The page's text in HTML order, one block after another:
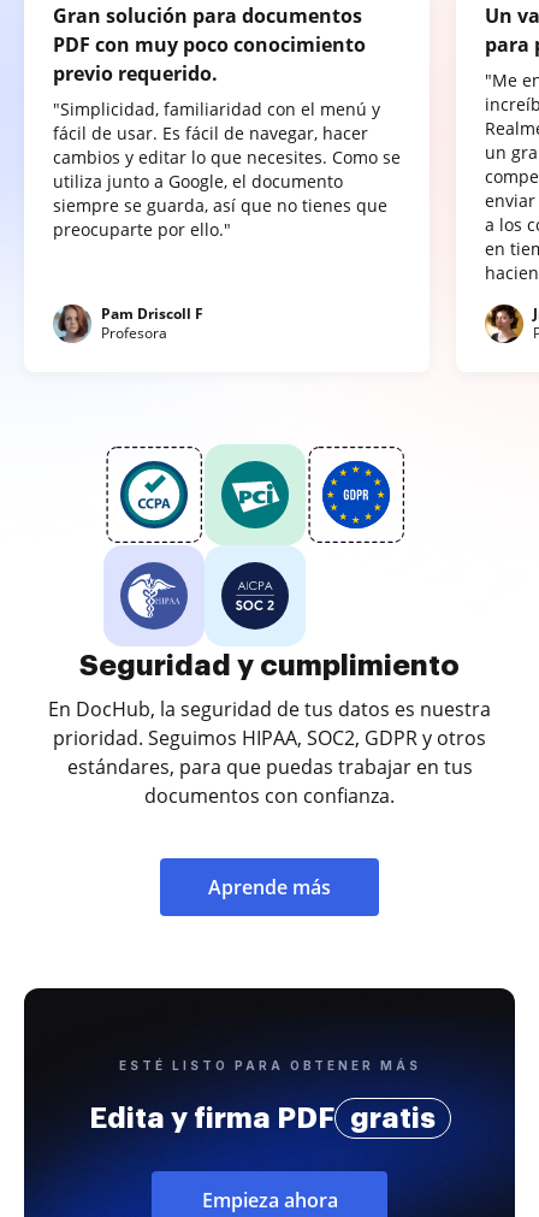
Gran solución para documentos
PDF con muy poco conocimiento
previo requerido.
"Simplicidad, familiaridad con el menú y
fácil de usar. Es fácil de navegar, hacer
cambios y editar lo que necesites. Como se
utiliza junto a Google, el documento
siempre se guarda, así que no tienes que
preocuparte por ello."
Pam Driscoll F
Profesora
Un
para
"Me
un
a los
en
Seguridad y cumplimiento
En DocHub, la seguridad de tus datos es nuestra
prioridad. Seguimos HIPAA, SOC2, GDPR y otros
estándares, para que puedas trabajar en tus
documentos con confianza.
Aprende más
ESTÉ LISTO PARA OBTENER MÁS
Edita y firma PDF gratis
Empieza ahora